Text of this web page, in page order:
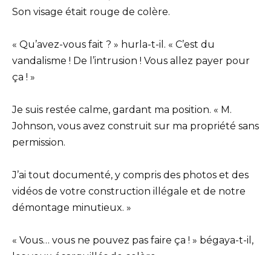
Son visage était rouge de colère.
« Qu’avez-vous fait ? » hurla-t-il. « C’est du
vandalisme ! De l’intrusion ! Vous allez payer pour
ça ! »
Je suis restée calme, gardant ma position. « M.
Johnson, vous avez construit sur ma propriété sans
permission.
J’ai tout documenté, y compris des photos et des
vidéos de votre construction illégale et de notre
démontage minutieux. »
« Vous… vous ne pouvez pas faire ça ! » bégaya-t-il,